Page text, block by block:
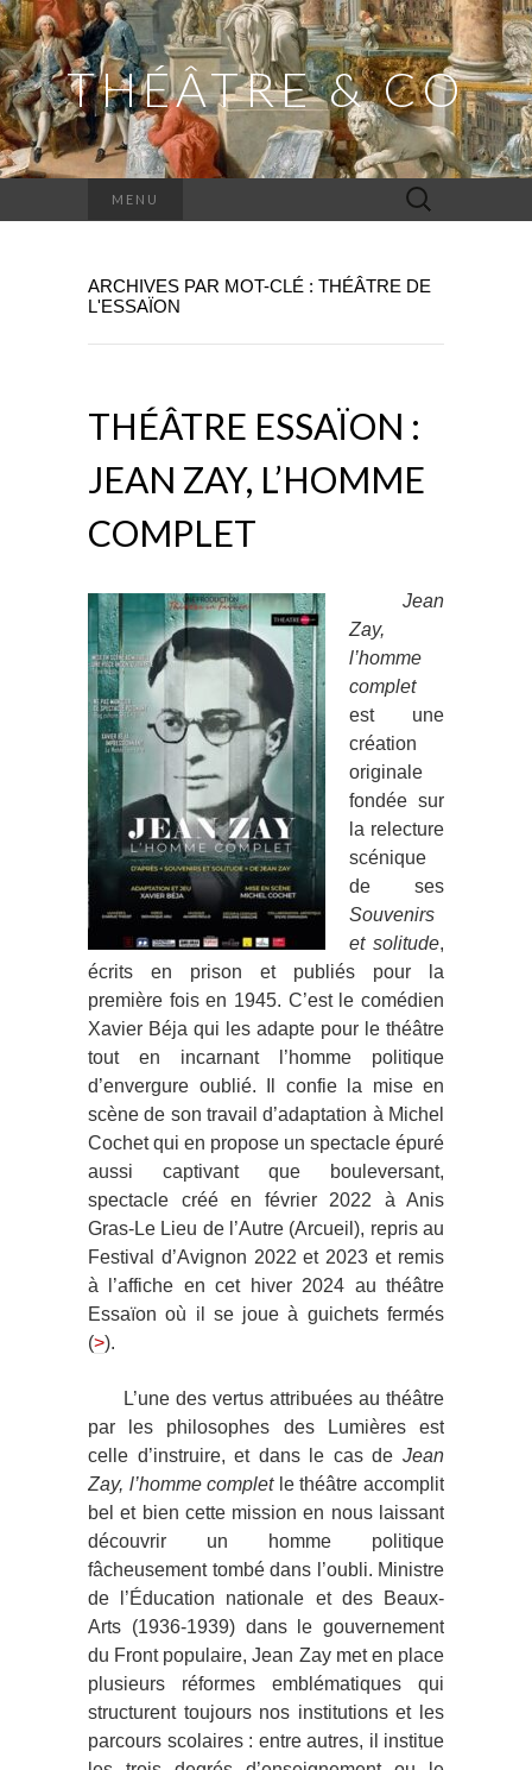
THÉÂTRE & CO
MENU Rechercher :
ARCHIVES PAR MOT-CLÉ : THÉÂTRE DE
L'ESSAÏON
THÉÂTRE ESSAÏON :
JEAN ZAY, L’HOMME
COMPLET
Jean
Zay,
l’homme
complet
est une
création
originale
fondée sur
la relecture
scénique
de ses
Souvenirs
et solitude,
écrits en prison et publiés pour la
première fois en 1945. C’est le comédien
Xavier Béja qui les adapte pour le théâtre
tout en incarnant l’homme politique
d’envergure oublié. Il confie la mise en
scène de son travail d’adaptation à Michel
Cochet qui en propose un spectacle épuré
aussi captivant que bouleversant,
spectacle créé en février 2022 à Anis
Gras-Le Lieu de l’Autre (Arcueil), repris au
Festival d’Avignon 2022 et 2023 et remis
à l’affiche en cet hiver 2024 au théâtre
Essaïon où il se joue à guichets fermés
(>).
L’une des vertus attribuées au théâtre
par les philosophes des Lumières est
celle d’instruire, et dans le cas de Jean
Zay, l’homme completle théâtre accomplit
bel et bien cette mission en nous laissant
découvrir un homme politique
fâcheusement tombé dans l’oubli. Ministre
de l’Éducation nationale et des Beaux-
Arts (1936-1939) dans le gouvernement
du Front populaire, Jean Zay met en place
plusieurs réformes emblématiques qui
structurent toujours nos institutions et les
parcours scolaires : entre autres, il institue